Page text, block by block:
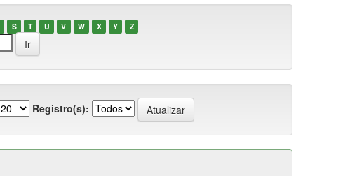
S T U V W X Y Z
Registro(s):